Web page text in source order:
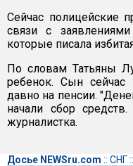
Сейчас полицейские
связи с
которые писала
По словам Татьяны
ребенок. Сын сейчас
давно на пенсии.
начали сбор
журналистка.
Досье NEWSru.com :: СНГ::